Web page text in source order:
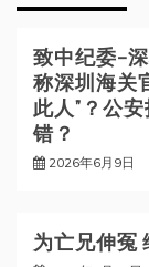
致中纪委—
称深圳海关
此人”？公
错？
2026年6月9日
为亡兄伸冤